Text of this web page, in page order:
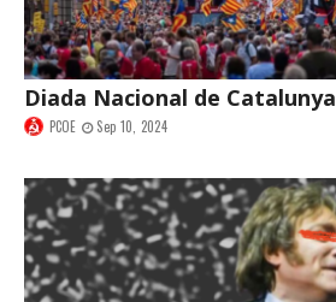
Diada Nacional de Catalunya
PCOE Sep 10, 2024